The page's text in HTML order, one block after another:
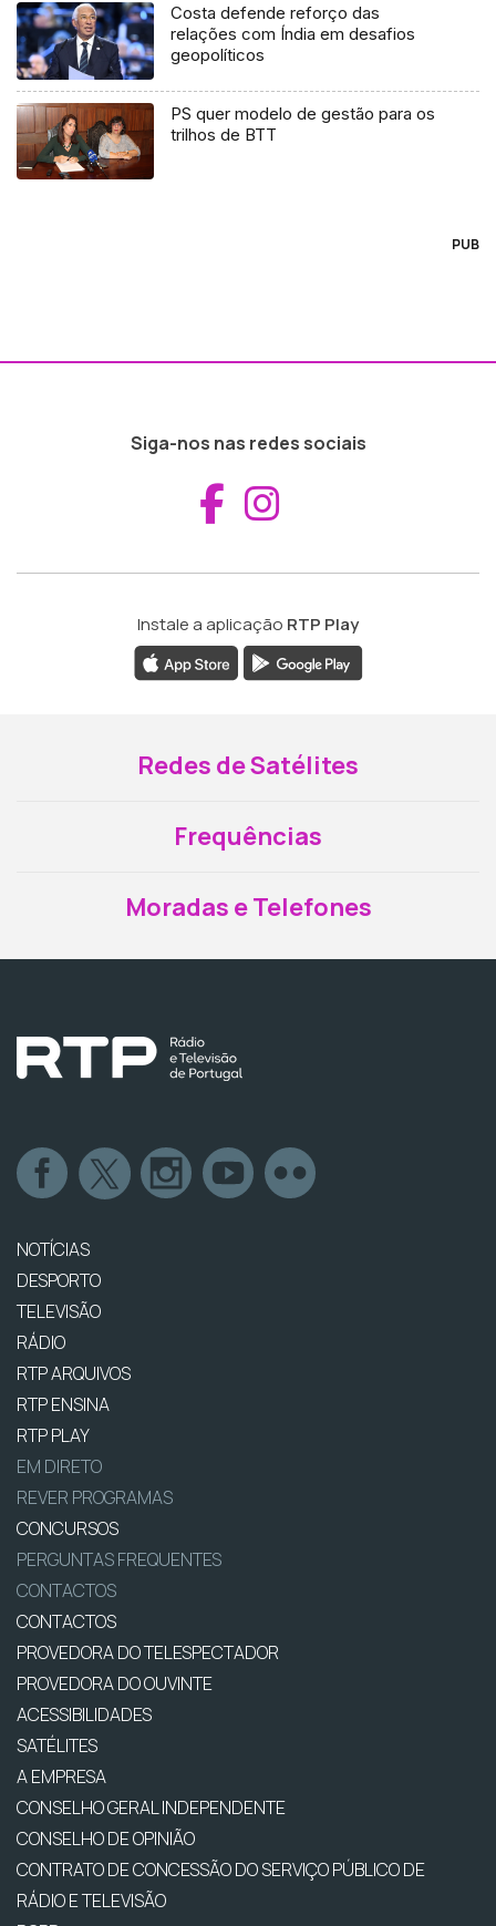
Costa defende reforço das
relações com Índia em desafios
geopolíticos
PS quer modelo de gestão para os
trilhos de BTT
PUB
Siga-nos nas redes sociais
Aceder ao
Instale a aplicação RTP Play
Redes de Satélites
Frequências
Moradas e Telefones
NOTÍCIAS
DESPORTO
TELEVISÃO
RÁDIO
RTP ARQUIVOS
RTP ENSINA
RTP PLAY
EM DIRETO
REVER PROGRAMAS
CONCURSOS
PERGUNTAS FREQUENTES
CONTACTOS
CONTACTOS
PROVEDORA DO TELESPECTADOR
PROVEDORA DO OUVINTE
ACESSIBILIDADES
SATÉLITES
A EMPRESA
CONSELHO GERAL INDEPENDENTE
CONSELHO DE OPINIÃO
CONTRATO DE CONCESSÃO DO SERVIÇO PÚBLICO DE
RÁDIO E TELEVISÃO